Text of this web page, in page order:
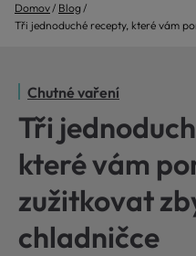
Domov
Blog
Tři jednoduché recepty, které vám
Chutné vaření
Tři
které vám
zužitkovat
chladničce